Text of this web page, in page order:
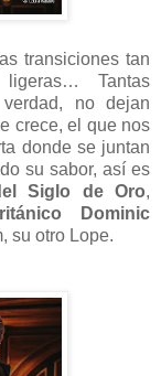
transiciones tan
Tantas
no dejan
crece, el que nos
donde se juntan
su sabor, así es
Siglo de Oro,
Dominic
su otro Lope.